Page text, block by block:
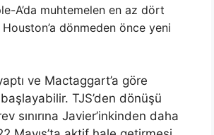
A’da muhtemelen en az dört
dönmeden önce yeni
ve Mactaggart’a göre
TJS’den dönüşü
sınırına Javier’inkinden daha